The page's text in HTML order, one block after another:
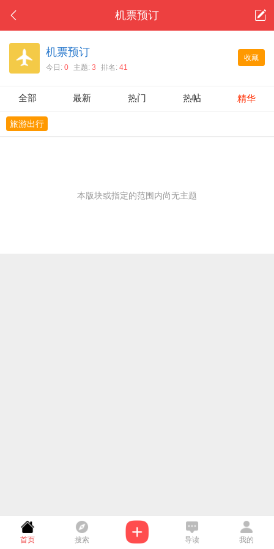
机票预订
收藏
机票预订
今日: 0 主题: 3 排名: 41
全部 最新 热门 热帖 精华
旅游出行
本版块或指定的范围内尚无主题
首页 搜索 导读 我的